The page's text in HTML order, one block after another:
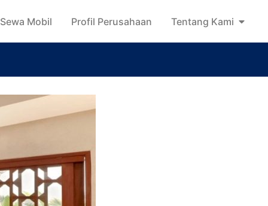
Sewa Mobil Profil Perusahaan Tentang Kami